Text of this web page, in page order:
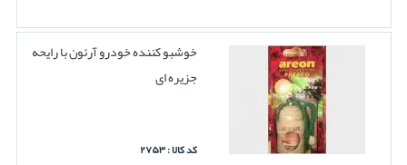
خوشبو کننده خودرو آرئون با رایحه
جزیره ای
کد کالا : ۲۷۵۳